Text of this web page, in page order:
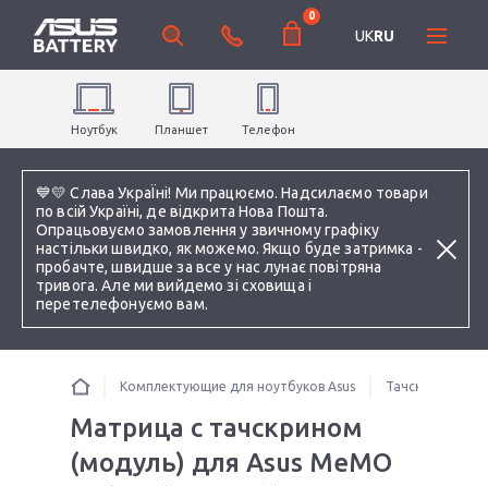
💙💛 Слава УкраЇні! Ми працюємо. Надсилаємо товари
по всій Україні, де відкрита Нова Пошта.
Опрацьовуємо замовлення у звичному графіку
настільки швидко, як можемо. Якщо буде затримка -
пробачте, швидше за все у нас лунає повітряна
тривога. Але ми вийдемо зі сховища і
перетелефонуємо вам.
0
UKRU
Ноутбук Планшет Телефон
Комплектующие для ноутбуков Asus Тачскрины для
Матрица с тачскрином
(модуль) для Asus MeMO